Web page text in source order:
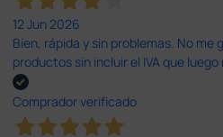
12 Jun 2026
Bien, rápida y sin problemas. No me
productos sin incluir el IVA que luego
Comprador verificado